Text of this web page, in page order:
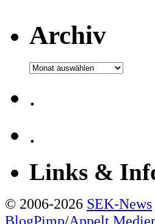
Archiv
Archiv
.
.
Links &
© 2006-2026 SEK-News
BlogPimp/Appelt